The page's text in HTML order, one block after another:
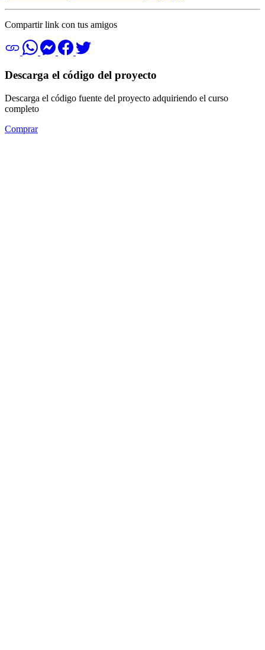
Compartir link con tus amigos
Descarga el código del proyecto
Descarga el código fuente del proyecto adquiriendo el curso
completo
Comprar